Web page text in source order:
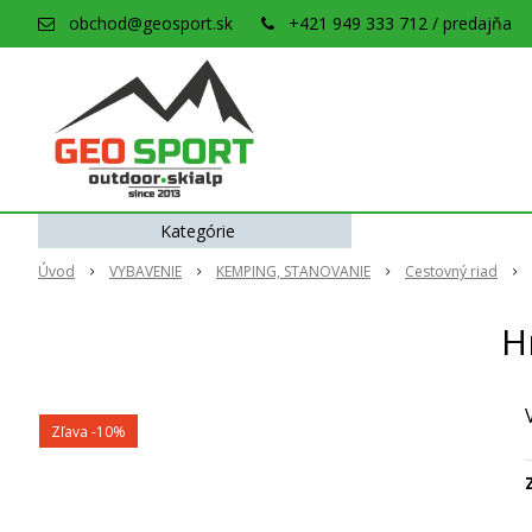
obchod@geosport.sk +421 949 333 712 / predajňa
Úvod VYBAVENIE KEMPING, STANOVANIE Cestovný riad
Zľava -10%
Kategórie